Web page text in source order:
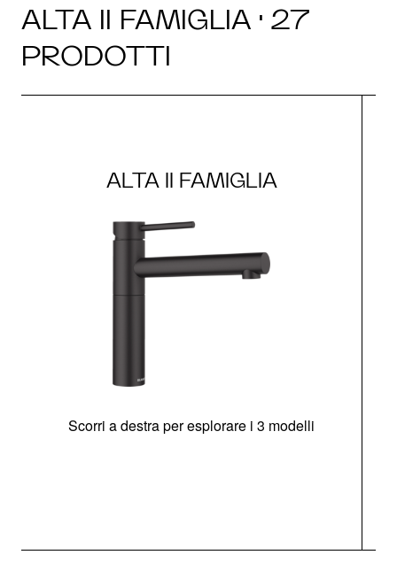
ALTA II FAMIGLIA · 27
PRODOTTI
ALTA II FAMIGLIA
Scorri a destra per esplorare i 3 modelli